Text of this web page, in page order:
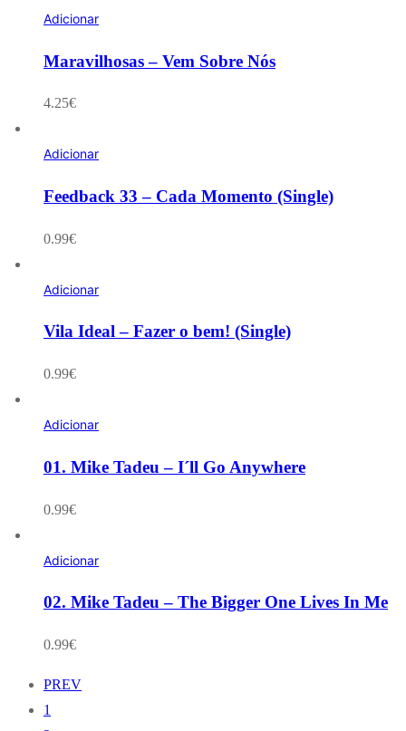
Adicionar
Maravilhosas – Vem Sobre Nós
4.25€
Adicionar
Feedback 33 – Cada Momento (Single)
0.99€
Adicionar
Vila Ideal – Fazer o bem! (Single)
0.99€
Adicionar
01. Mike Tadeu – I´ll Go Anywhere
0.99€
Adicionar
02. Mike Tadeu – The Bigger One Lives In Me
0.99€
PREV
1